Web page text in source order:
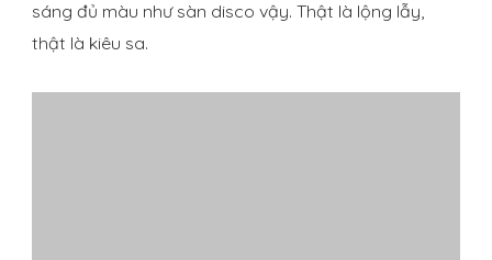
sáng đủ màu như sàn disco vậy. Thật là lộng lẫy,
thật là kiêu sa.